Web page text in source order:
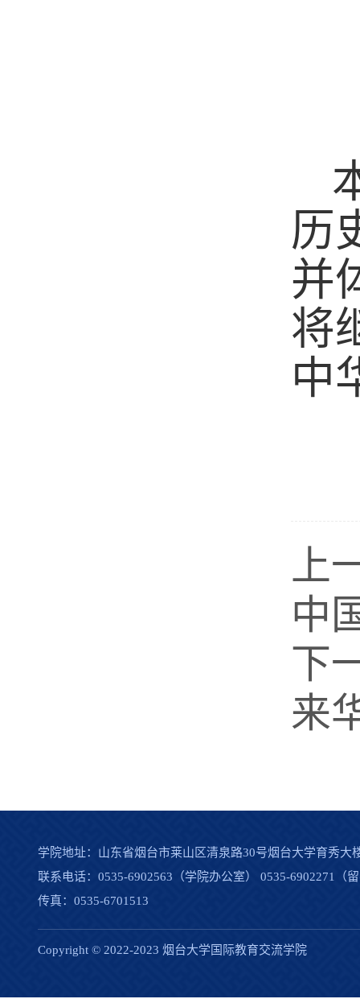
历
并
将
中
上
中
下
来
学院地址：山东省烟台市莱山区清泉路30号烟台大学育秀大
联系电话：0535-6902563（学院办公室） 0535-6902271（
传真：0535-6701513
Copyright © 2022-2023 烟台大学国际教育交流学院